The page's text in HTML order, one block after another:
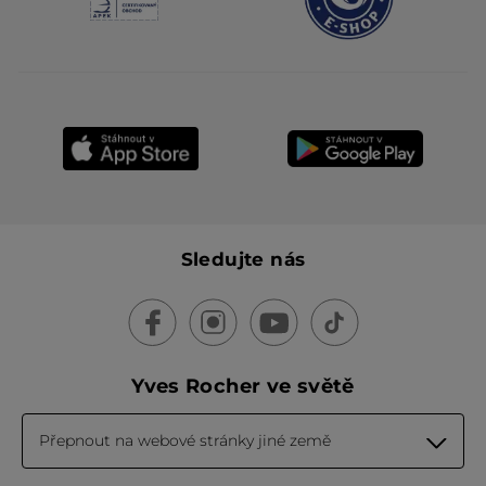
Sledujte nás
Yves Rocher ve světě
Přepnout na webové stránky jiné země